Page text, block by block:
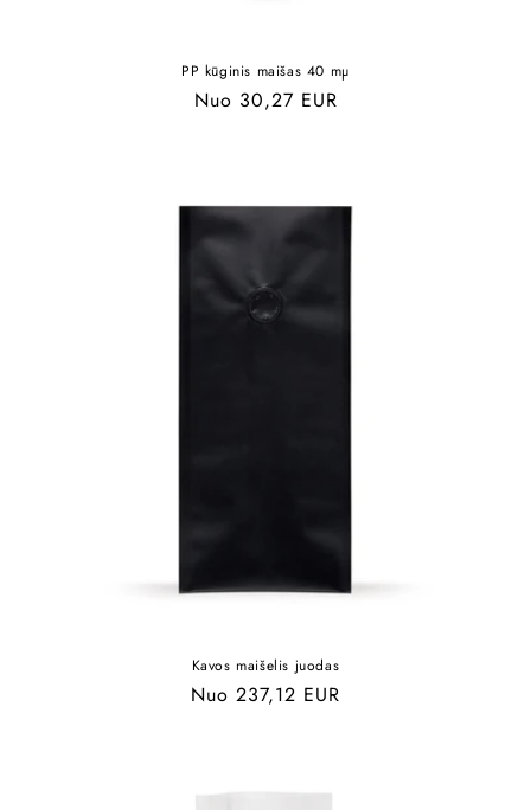
PP kūginis maišas 40 mµ
Įprasta
Nuo 30,27 EUR
Kavos maišelis juodas
Įprasta
Nuo 237,12 EUR